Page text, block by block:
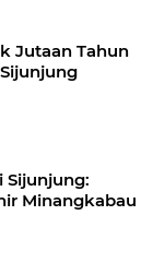
Jutaan Tahun
Sijunjung:
Minangkabau